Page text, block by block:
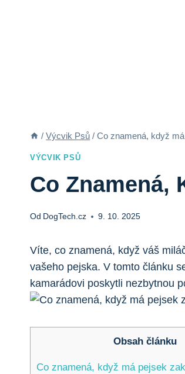
/ Výcvik Psů / Co znamená, když
VÝCVIK PSŮ
Co Znamená,
Od DogTech.cz 9. 10. 2025
Víte, co znamená, když váš
vašeho pejska. V tomto článku
kamarádovi poskytli nezbytnou
Obsah článku
Co znamená, když má pejsek